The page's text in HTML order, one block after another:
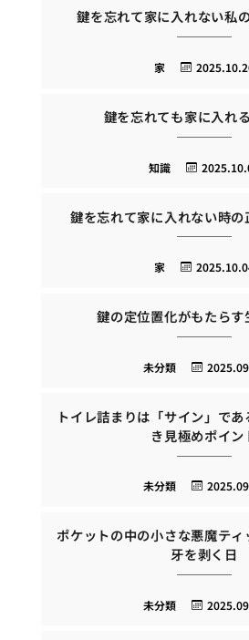
鍵を忘れて家に入れない私
家
鍵を忘れても家に入れ
知識
鍵を忘れて家に入れない時
家
鍵の定位置化がもたらす
未分類
トイレ詰まりは「サイン」で
き見極めポイン
未分類
ポケットの中の小さな悪魔テ
牙を剥く日
未分類